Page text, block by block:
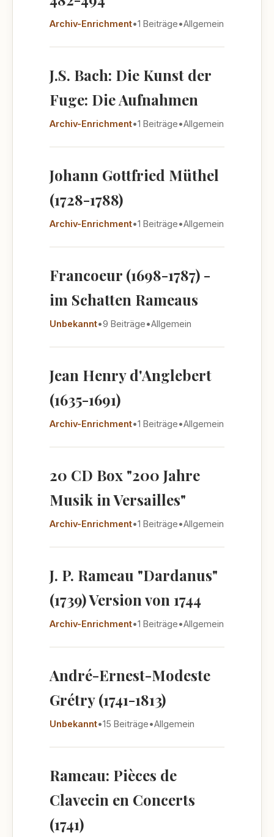
Archiv-Enrichment•1 Beiträge•Allgemein
J.S. Bach: Die Kunst der
Fuge: Die Aufnahmen
Archiv-Enrichment•1 Beiträge•Allgemein
Johann Gottfried Müthel
(1728-1788)
Archiv-Enrichment•1 Beiträge•Allgemein
Francoeur (1698-1787) -
im Schatten Rameaus
Unbekannt•9 Beiträge•Allgemein
Jean Henry d'Anglebert
(1635-1691)
Archiv-Enrichment•1 Beiträge•Allgemein
20 CD Box "200 Jahre
Musik in Versailles"
Archiv-Enrichment•1 Beiträge•Allgemein
J. P. Rameau "Dardanus"
(1739) Version von 1744
Archiv-Enrichment•1 Beiträge•Allgemein
André-Ernest-Modeste
Grétry (1741-1813)
Unbekannt•15 Beiträge•Allgemein
Rameau: Pièces de
Clavecin en Concerts
(1741)